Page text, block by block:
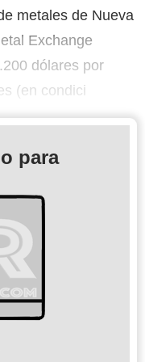
metales de Nueva
Exchange
dólares por
(en condici
para